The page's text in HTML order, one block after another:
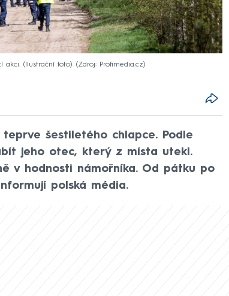
akci. (Ilustrační foto) Zdroj: Profimedia.cz
šestiletého chlapce. Podle
jeho otec, který z místa utekl.
v hodnosti námořníka. Od pátku po
polská média.